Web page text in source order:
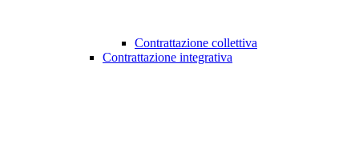
Contrattazione collettiva
Contrattazione integrativa